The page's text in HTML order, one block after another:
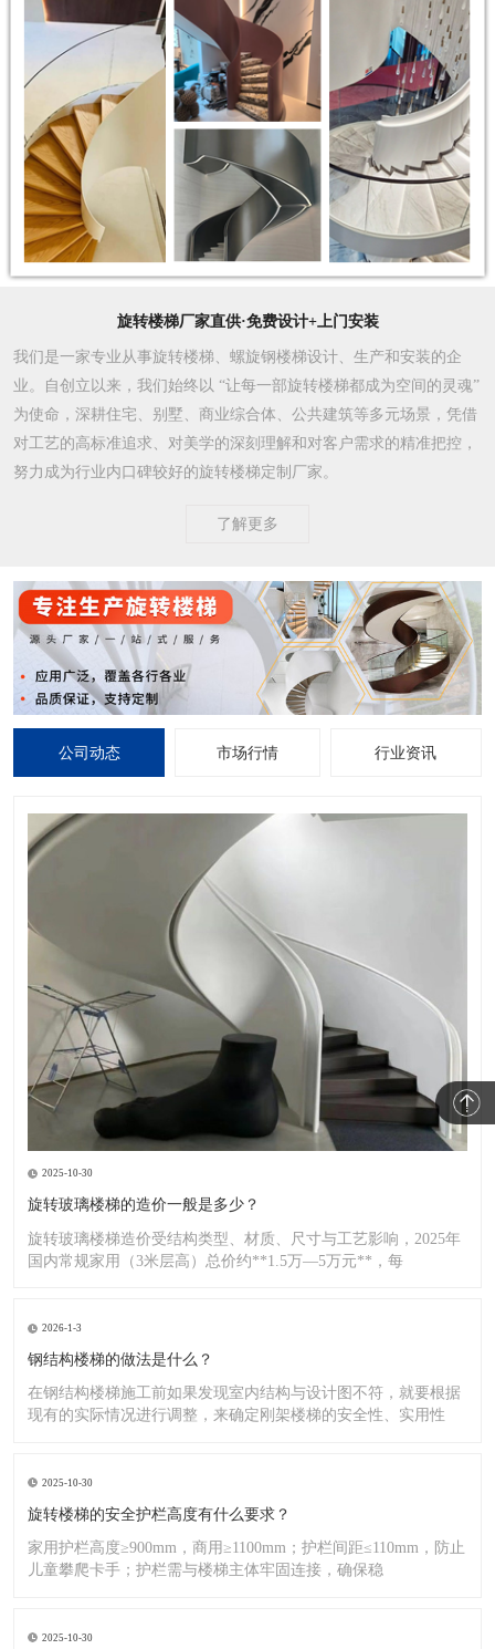
旋转楼梯厂家直供·免费设计+上门安装
我们是一家专业从事旋转楼梯、螺旋钢楼梯设计、生产和安装的企
业。自创立以来，我们始终以 “让每一部旋转楼梯都成为空间的灵魂”
为使命，深耕住宅、别墅、商业综合体、公共建筑等多元场景，凭借
对工艺的高标准追求、对美学的深刻理解和对客户需求的精准把控，
努力成为行业内口碑较好的旋转楼梯定制厂家。​
了解更多
公司动态 市场行情 行业资讯
2025-10-30
旋转玻璃楼梯的造价一般是多少？
旋转玻璃楼梯造价受结构类型、材质、尺寸与工艺影响，2025年
国内常规家用（3米层高）总价约**1.5万—5万元**，每
2026-1-3
钢结构楼梯的做法是什么？
在钢结构楼梯施工前如果发现室内结构与设计图不符，就要根据
现有的实际情况进行调整，来确定刚架楼梯的安全性、实用性
2025-10-30
旋转楼梯的安全护栏高度有什么要求？
家用护栏高度≥900mm，商用≥1100mm；护栏间距≤110mm，防止
儿童攀爬卡手；护栏需与楼梯主体牢固连接，确保稳
2025-10-30